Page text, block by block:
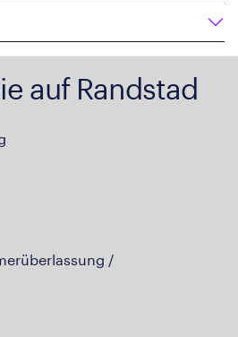
auf Randstad
/